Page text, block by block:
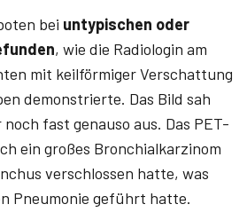
bei untypischen oder
, wie die Radiologin am
mit keilförmiger Verschattung
demonstrierte. Das Bild sah
fast genauso aus. Das PET-
ein großes Bronchialkarzinom
verschlossen hatte, was
Pneumonie geführt hatte.